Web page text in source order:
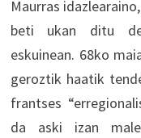
Maurras
beti ukan ditu
eskuinean. 68ko
geroztik haatik
frantses
da aski izan